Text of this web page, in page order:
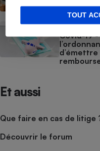
TOUT
ACTUALITÉ
Covid-19
Et aussi
Que faire en cas de litige
Découvrir le forum